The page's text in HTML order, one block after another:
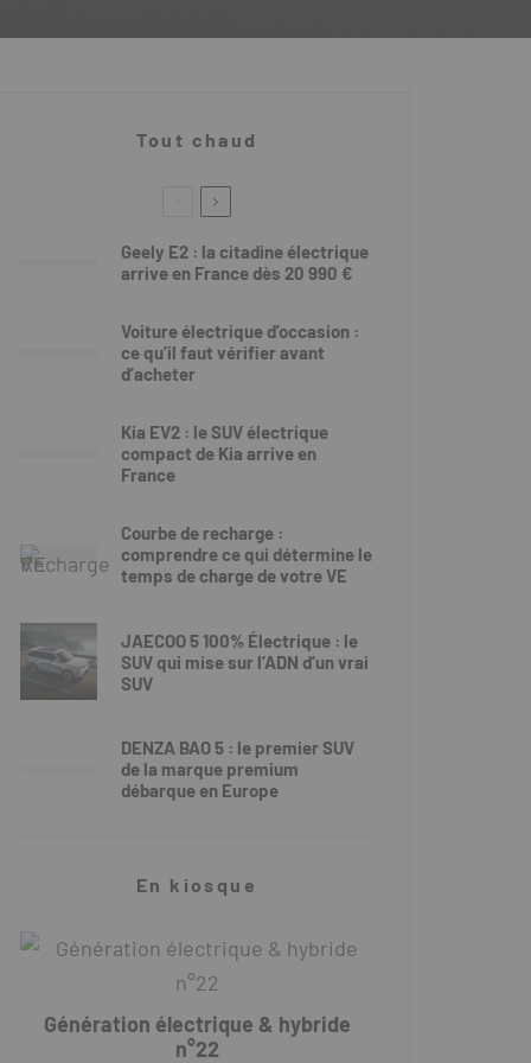
Tout chaud
Geely E2 : la citadine électrique
arrive en France dès 20 990 €
Voiture électrique d’occasion :
ce qu’il faut vérifier avant
d’acheter
Kia EV2 : le SUV électrique
compact de Kia arrive en
France
Courbe de recharge :
comprendre ce qui détermine le
temps de charge de votre VE
JAECOO 5 100% Électrique : le
SUV qui mise sur l’ADN d’un vrai
SUV
DENZA BAO 5 : le premier SUV
de la marque premium
débarque en Europe
En kiosque
Génération électrique & hybride
n°22